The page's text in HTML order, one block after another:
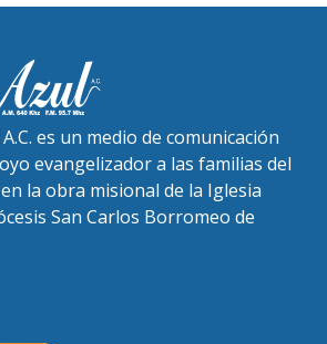
es un medio de comunicación
evangelizador a las familias del
la obra misional de la Iglesia
San Carlos Borromeo de